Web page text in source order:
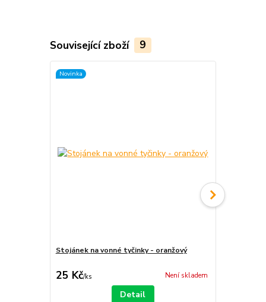
Související zboží 9
Novinka
Stojánek na vonné tyčinky - oranžový
25 Kč/ks Není skladem
Detail